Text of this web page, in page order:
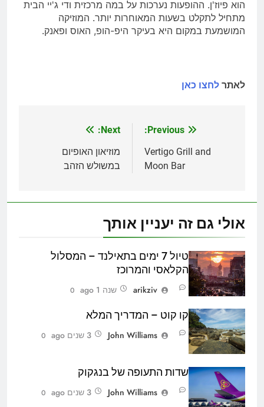
הוא פיוז'ן. ההופעות נערכות על במה מרכזית ודי ג'יי הבית
מתחיל לתקלט בשעות המאוחרות יותר. המוזיקה
המושמעת במקום היא בעיקר היפ-הופ, האוס ופאנק.
לאתר לחצו כאן
Previous:
Vertigo Grill and
Moon Bar
Next:
מוזיאון האופיום
במשולש הזהב
אולי גם זה יעניין אותך
טיול 7 ימים בתאילנד – המסלול
הקלאסי והמרוכז
arikziv
שנה 1 ago 0
קו קוט – המדריך המלא
John Williams
3 שנים ago 0
שדות התעופה של בנגקוק
John Williams
3 שנים ago 0